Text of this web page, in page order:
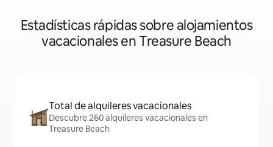
Estadísticas rápidas sobre alojamientos
vacacionales en Treasure Beach
Total de alquileres vacacionales
Descubre 260 alquileres vacacionales en
Treasure Beach